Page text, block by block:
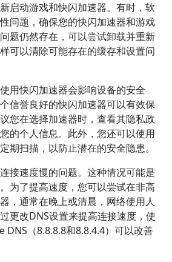
启动游戏和快闪加速器。有时，软
问题，确保您的快闪加速器和游戏
题仍然存在，可以尝试卸载并重新
可以清除可能存在的缓存和设置问
用快闪加速器会影响设备的安全
信誉良好的快闪加速器可以有效保
您在选择加速器时，查看其隐私政
的个人信息。此外，您还可以使用
期扫描，以防止潜在的安全隐患。
接速度慢的问题。这种情况可能是
为了提高速度，您可以尝试在非高
，通常在晚上或清晨，网络使用人
更改DNS设置来提高连接速度，使
DNS（8.8.8.8和8.8.4.4）可以改善